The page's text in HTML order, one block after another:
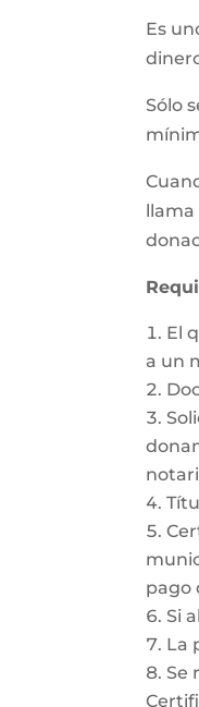
Es
Sólo
llama
El
a un
pago
Si
La
Se